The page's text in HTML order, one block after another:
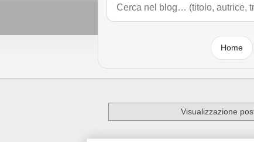
Home
Visualizzazione